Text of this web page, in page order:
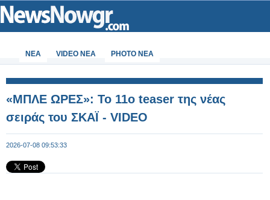
ΝΕΑ VIDEO NEA PHOTO NEA
«ΜΠΛΕ ΩΡΕΣ»: Το 11ο teaser της νέας
σειράς του ΣΚΑΪ - VIDEO
2026-07-08 09:53:33